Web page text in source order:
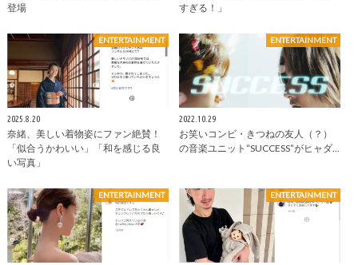
登場
すぎる！」
ENTERTAINMENT
2025.8.20
奈緒、美しい着物姿にファン絶賛！
「似合うかわいい」「和を感じる良
い写真」
ENTERTAINMENT
2022.10.29
お笑いコンビ・きつねの友人（？）
の音楽ユニット“SUCCESS”がヒャダ…
ENTERTAINMENT ENTERTAINMENT